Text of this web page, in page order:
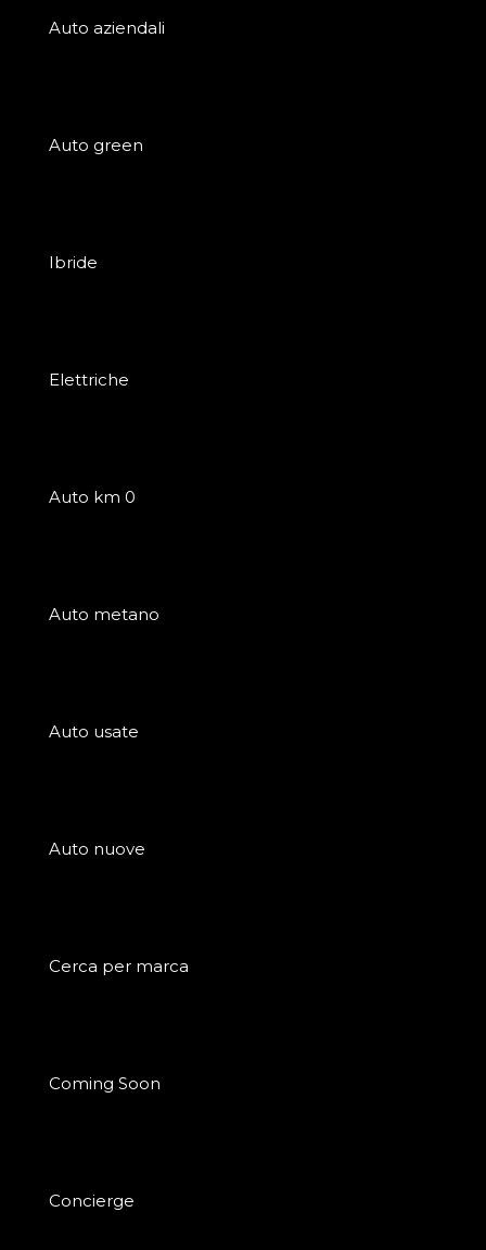
Auto aziendali
Auto green
Ibride
Elettriche
Auto km 0
Auto metano
Auto usate
Auto nuove
Cerca per marca
Coming Soon
Concierge